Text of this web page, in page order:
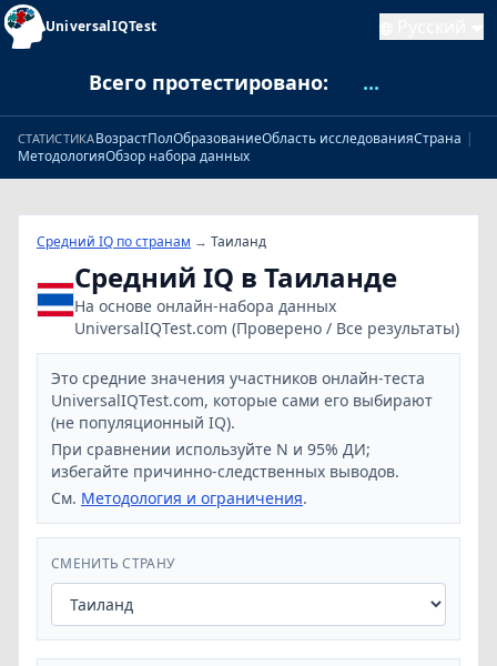
UniversalIQTest
Всего протестировано: ...
СТАТИСТИКАВозрастПолОбразованиеОбласть исследованияСтрана |
МетодологияОбзор набора данных
Средний IQ по странам → Таиланд
Средний IQ в Таиланде
На основе онлайн‑набора данных
UniversalIQTest.com (Проверено / Все результаты)
Это средние значения участников онлайн‑теста
UniversalIQTest.com, которые сами его выбирают
(не популяционный IQ).
При сравнении используйте N и 95% ДИ;
избегайте причинно‑следственных выводов.
См. Методология и ограничения.
СМЕНИТЬ СТРАНУ